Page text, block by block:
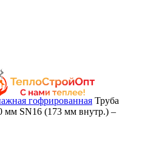
гофрированная Труба
мм SN16 (173 мм внутр.) –